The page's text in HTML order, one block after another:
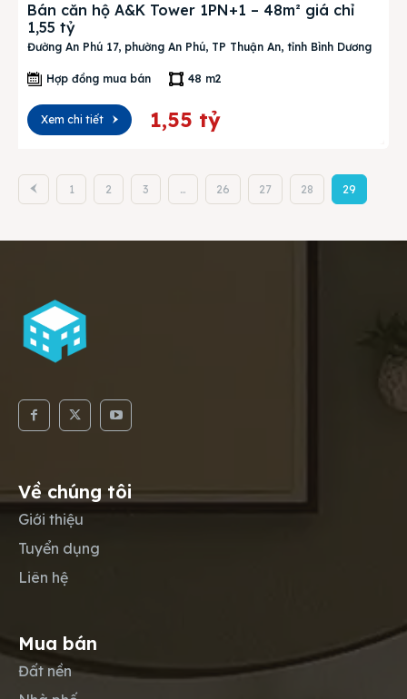
Bán căn hộ A&K Tower 1PN+1 – 48m² giá chỉ
1,55 tỷ
Đường An Phú 17, phường An Phú, TP Thuận An, tỉnh Bình Dương
Hợp đồng mua bán 48 m2
Xem chi tiết 1,55 tỷ
1 2 3 … 26 27 28 29
Về chúng tôi
Giới thiệu
Tuyển dụng
Liên hệ
Mua bán
Đất nền